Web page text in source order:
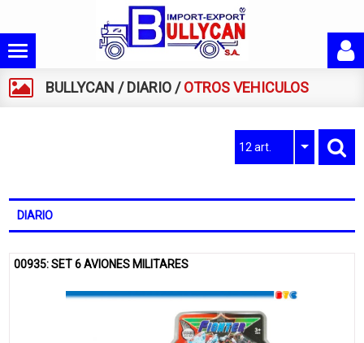
BULLYCAN / DIARIO /OTROS VEHICULOS
12 art.
DIARIO
00935: SET 6 AVIONES MILITARES